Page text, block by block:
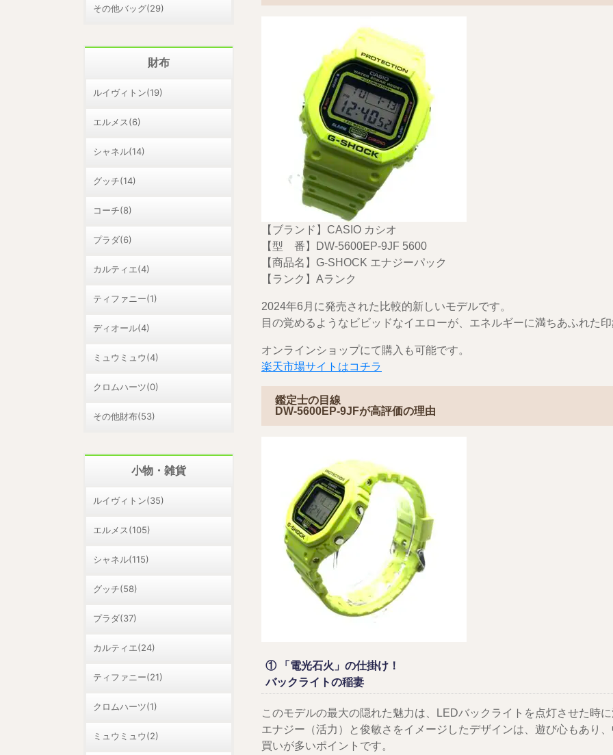
【ブランド】CASIO カシオ
【型 番】DW-5600EP-9JF 5600
【商品名】G-SHOCK エナジーパック
【ランク】Aランク
2024年6月に発売された比較的新しいモデルです。
目の覚めるようなビビッドなイエローが、エネルギーに満ちあふれた印
オンラインショップにて購入も可能です。
楽天市場サイトはコチラ
鑑定士の目線
DW-5600EP-9JFが高評価の理由
① 「電光石火」の仕掛け！
バックライトの稲妻
このモデルの最大の隠れた魅力は、LEDバックライトを点灯させた時
エナジー（活力）と俊敏さをイメージしたデザインは、遊び心もあり
買いが多いポイントです。
その他バッグ(29)
財布
ルイヴィトン(19)
エルメス(6)
シャネル(14)
グッチ(14)
コーチ(8)
プラダ(6)
カルティエ(4)
ティファニー(1)
ディオール(4)
ミュウミュウ(4)
クロムハーツ(0)
その他財布(53)
小物・雑貨
ルイヴィトン(35)
エルメス(105)
シャネル(115)
グッチ(58)
プラダ(37)
カルティエ(24)
ティファニー(21)
クロムハーツ(1)
ミュウミュウ(2)